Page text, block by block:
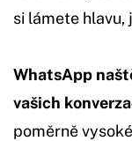
si lámete
WhatsApp
vašich
poměrně